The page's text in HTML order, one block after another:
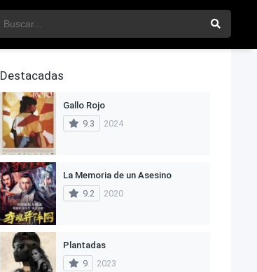
Destacadas
Gallo Rojo
9.3
2024
La Memoria de un Asesino
9.2
2020
Plantadas
9
2023